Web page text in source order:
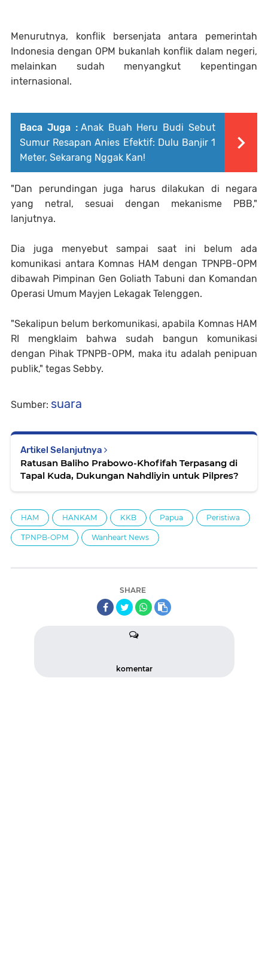
Menurutnya, konflik bersenjata antara pemerintah
Indonesia dengan OPM bukanlah konflik dalam negeri,
melainkan sudah menyangkut kepentingan
internasional.
Baca Juga : Anak Buah Heru Budi Sebut
Sumur Resapan Anies Efektif: Dulu Banjir 1
Meter, Sekarang Nggak Kan!
"Dan perundingan juga harus dilakukan di negara
yang netral, sesuai dengan mekanisme PBB,"
lanjutnya.
Dia juga menyebut sampai saat ini belum ada
komunikasi antara Komnas HAM dengan TPNPB-OPM
dibawah Pimpinan Gen Goliath Tabuni dan Komandan
Operasi Umum Mayjen Lekagak Telenggen.
"Sekalipun belum berkomunikasi, apabila Komnas HAM
RI mengklaim bahwa sudah bangun komunikasi
dengan Pihak TPNPB-OPM, maka itu adalah penipuan
publik," tegas Sebby.
Sumber: suara
Artikel Selanjutnya
Ratusan Baliho Prabowo-Khofifah Terpasang di
Tapal Kuda, Dukungan Nahdliyin untuk Pilpres?
HAM HANKAM KKB Papua Peristiwa
TPNPB-OPM Wanheart News
SHARE
komentar